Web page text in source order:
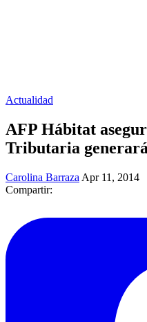
Actualidad
AFP Hábitat
Tributaria
Carolina Barraza Apr 11, 2014
Compartir: